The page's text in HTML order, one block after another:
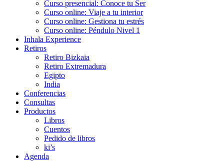
Curso presencial: Conoce tu Ser
Curso online: Viaje a tu interior
Curso online: Gestiona tu estrés
Curso online: Péndulo Nivel 1
Inhala Experience
Retiros
Retiro Bizkaia
Retiro Extremadura
Egipto
India
Conferencias
Consultas
Productos
Libros
Cuentos
Pedido de libros
ki’s
Agenda